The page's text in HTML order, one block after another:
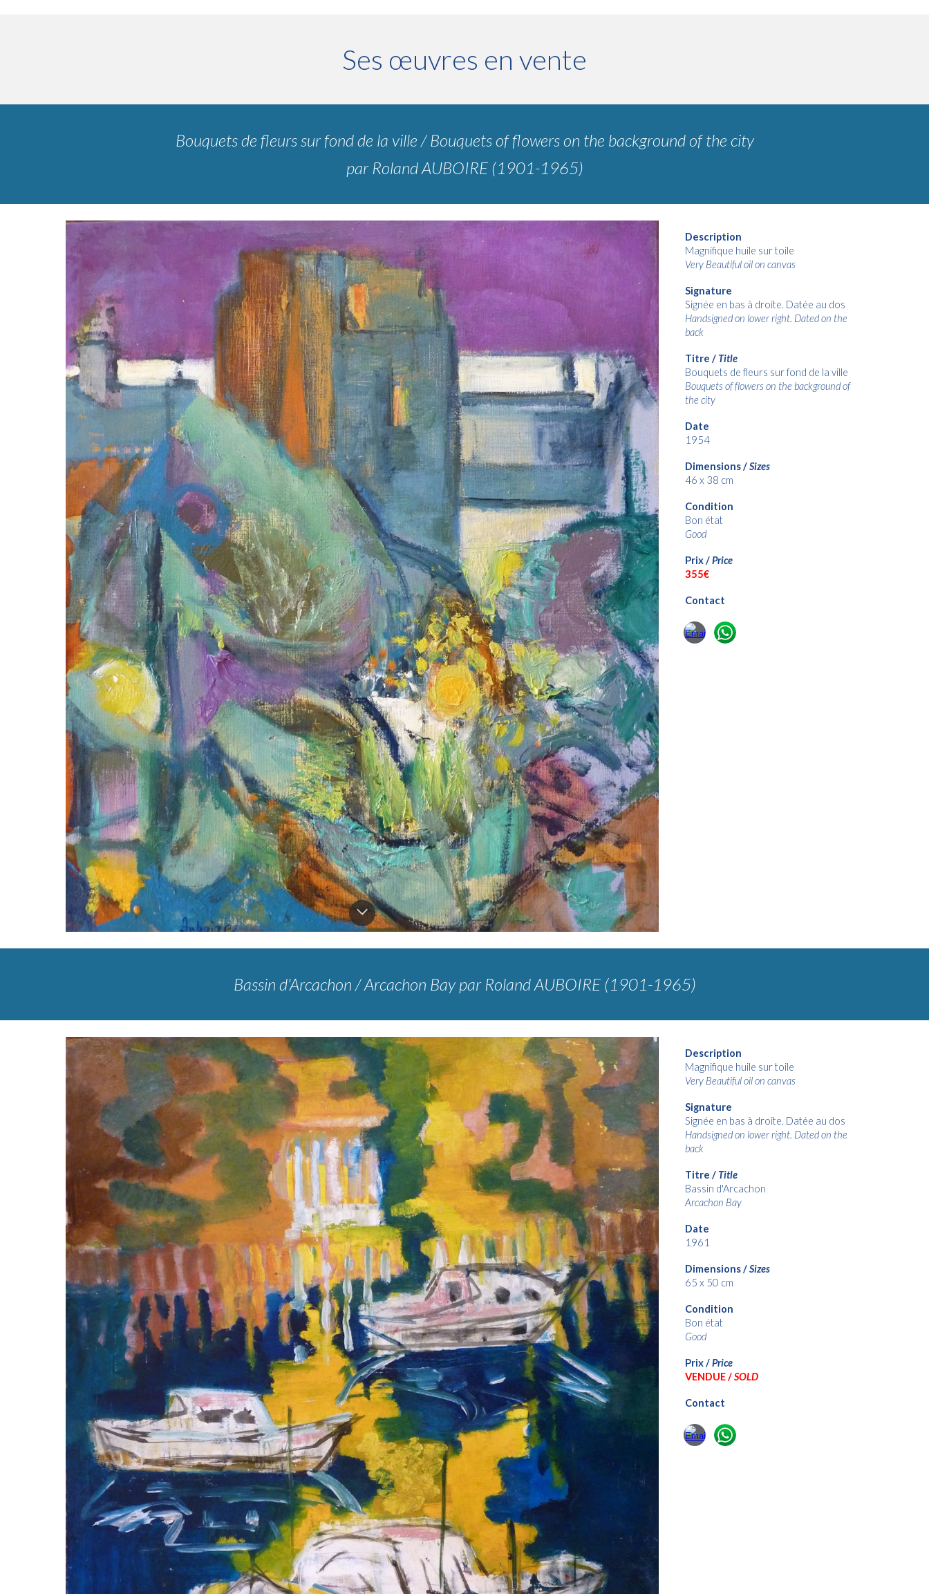
Ses œuvres en vente
Bouquets de fleurs sur fond de la ville / Bouquets of flowers on the background of the city
par Roland AUBOIRE (1901-1965)
Description
Magnifique huile sur toile
Very Beautiful oil on canvas
Signature
Signée en bas à droite. Datée au dos
Handsignedon lower right. Dated on the
back
Titre /Title
Bouquets de fleurs sur fond de la ville
Bouquets of flowers on the background of
the city
Date
1954
Dimensions /Sizes
46 x 38 cm
Condition
Bon état
Good
Prix /Price
355€
Contact
Bassin d'Arcachon /Arcachon Bay par Roland AUBOIRE (1901-1965)
Description
Magnifique huile sur toile
Very Beautiful oil on canvas
Signature
Signée en bas à droite. Datée au dos
Handsigned on lower right. Dated on the
back
Titre /Title
Bassin d'Arcachon
Arcachon Bay
Date
1961
Dimensions /Sizes
65 x 50 cm
Condition
Bon état
Good
Prix /Price
VENDUE /SOLD
Contact